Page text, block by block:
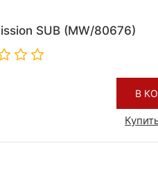
SUB (MW/80676)
В